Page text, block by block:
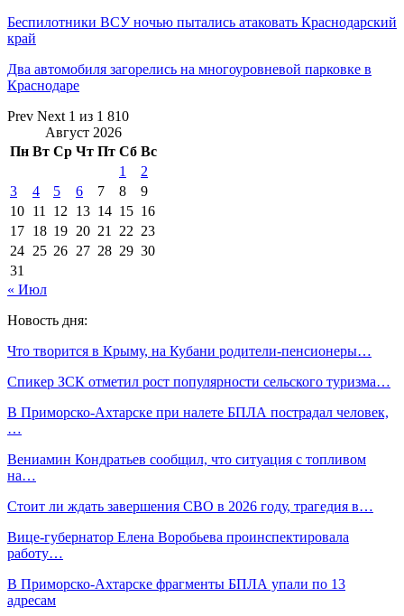
Беспилотники ВСУ ночью пытались атаковать Краснодарский
край
Два автомобиля загорелись на многоуровневой парковке в
Краснодаре
Prev Next 1 из 1 810
Август 2026
Пн Вт Ср Чт Пт Сб Вс
1
2
3
4 5 6 7 8
9
10 11 12 13 14 15 16
17 18 19 20 21 22 23
24 25 26 27 28 29 30
31
« Июл
Новость дня:
Что творится в Крыму, на Кубани родители-пенсионеры…
Спикер ЗСК отметил рост популярности сельского туризма…
В Приморско-Ахтарске при налете БПЛА пострадал человек,
…
Вениамин Кондратьев сообщил, что ситуация с топливом
на…
Стоит ли ждать завершения СВО в 2026 году, трагедия в…
Вице-губернатор Елена Воробьева проинспектировала
работу…
В Приморско-Ахтарске фрагменты БПЛА упали по 13
адресам